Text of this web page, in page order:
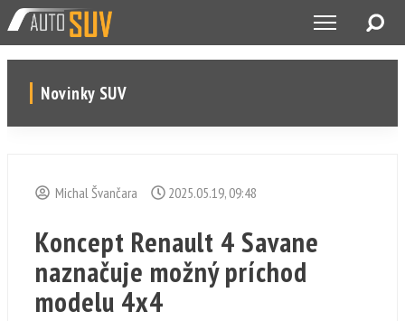
Novinky SUV
Michal Švančara 2025.05.19, 09:48
Koncept Renault 4 Savane
naznačuje možný príchod
modelu 4x4